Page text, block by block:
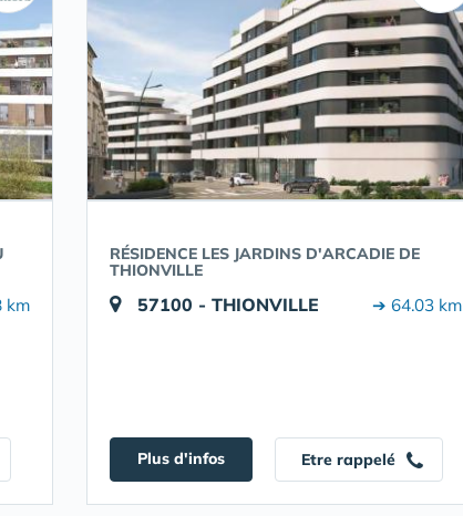
km
RÉSIDENCE LES JARDINS D'ARCADIE DE
THIONVILLE
57100 - THIONVILLE ➔ 64.03 km
Plus d'infos Etre rappelé